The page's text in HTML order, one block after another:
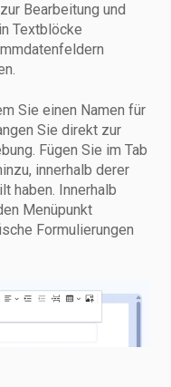
Bearbeitung und
Textblöcke
Sie einen Namen für
Sie direkt zur
Fügen Sie im Tab
innerhalb derer
haben. Innerhalb
Menüpunkt
Formulierungen